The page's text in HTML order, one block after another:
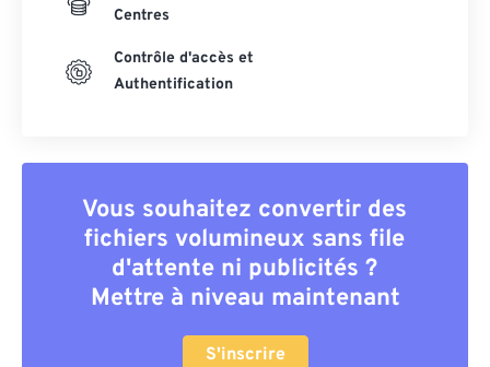
Centres
Contrôle d'accès et
Authentification
Vous souhaitez convertir des
fichiers volumineux sans file
d'attente ni publicités ?
Mettre à niveau maintenant
S'inscrire